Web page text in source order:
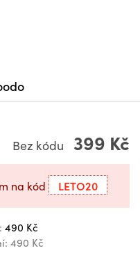
Bez kódu 399 Kč
na kód LETO20
490 Kč
490 Kč